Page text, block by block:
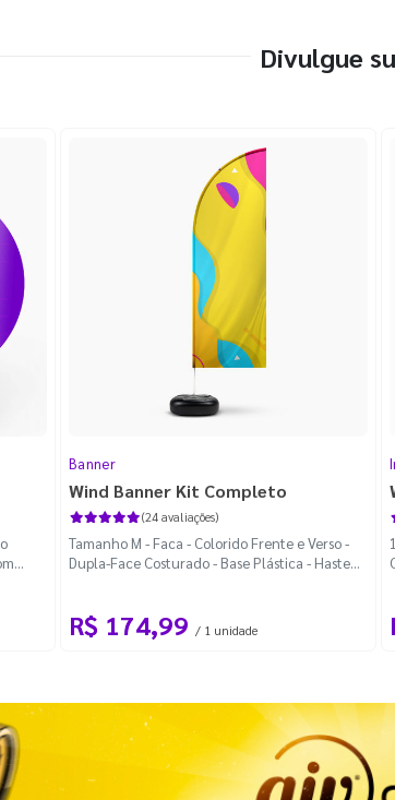
Divulgue
Banner
Wind Banner Kit Completo
(24 avaliações)
Tamanho M - Faca - Colorido Frente e Verso -
Dupla-Face Costurado - Base Plástica - Haste
R$ 174,99 / 1 unidade